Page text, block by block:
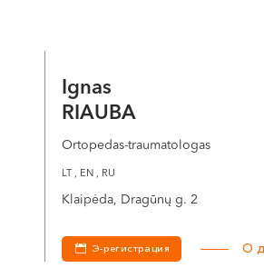
Ignas
RIAUBA
Ortopedas-traumatologas
LT , EN , RU
Klaipėda, Dragūnų g. 2
Э-регистрация О